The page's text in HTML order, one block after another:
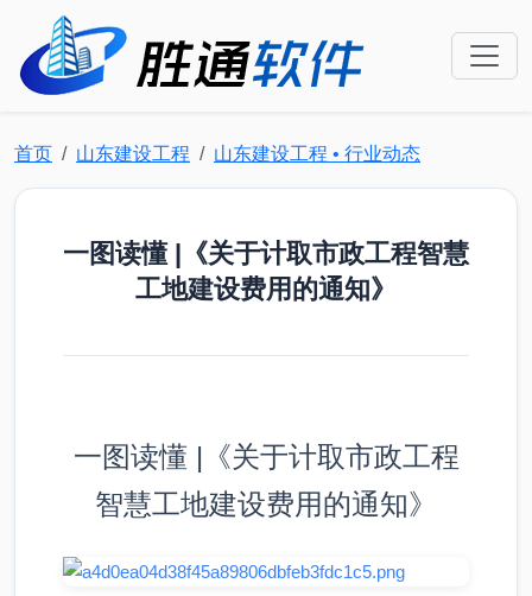
首页 山东建设工程 山东建设工程 • 行业动态
一图读懂 |《关于计取市政工程智慧
工地建设费用的通知》
一图读懂 |《关于计取市政工程
智慧工地建设费用的通知》